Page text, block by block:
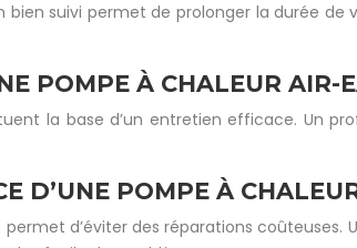
suivi permet de prolonger la durée de
POMPE À CHALEUR AIR-
la base d’un entretien efficace. Un
D’UNE POMPE À
d’éviter des réparations coûteuses.